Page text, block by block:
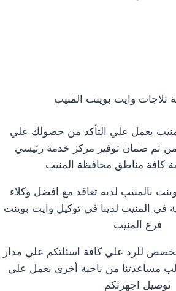
ثلاجات وايت بوينت المنيب
يعمل علي التأكد من حصولك علي
ثم ضمان توفير مركز خدمة رئيسي
كافة مناطق محافظة المنيب
بالمنيب لديه تعاقد مع افضل وكلاء
في المنيب لدينا في توكيل وايت بوينت
فرع المنيب
للرد علي كافة اسئلتكم علي مدار
مساعدتنا من ناحية أخرى نعمل علي
توصيل اجهزتكم